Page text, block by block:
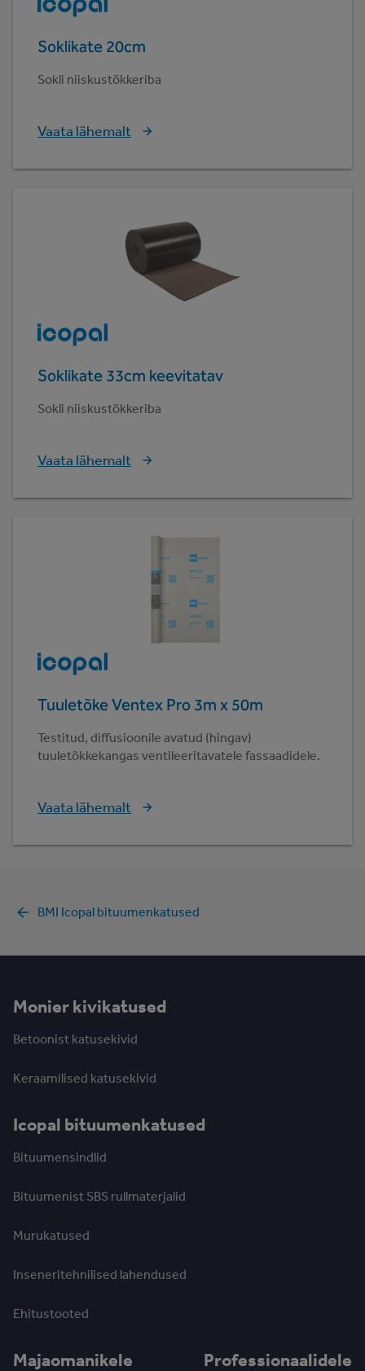
Soklikate 20cm
Sokli niiskustõkkeriba
Vaata lähemalt
Soklikate 33cm keevitatav
Sokli niiskustõkkeriba
Vaata lähemalt
Tuuletõke Ventex Pro 3m x 50m
Testitud, diffusioonile avatud (hingav)
tuuletõkkekangas ventileeritavatele fassaadidele.
Vaata lähemalt
BMI Icopal bituumenkatused
Monier kivikatused
Betoonist katusekivid
Keraamilised katusekivid
Icopal bituumenkatused
Bituumensindlid
Bituumenist SBS rullmaterjalid
Murukatused
Inseneritehnilised lahendused
Ehitustooted
Majaomanikele Professionaalidele